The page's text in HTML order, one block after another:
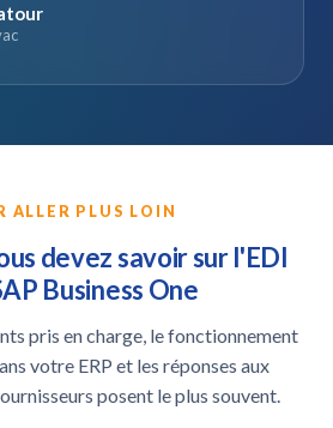
ALLER PLUS LOIN
devez savoir sur l'EDI
Business One
pris en charge, le fonctionnement
votre ERP et les réponses aux
posent le plus souvent.